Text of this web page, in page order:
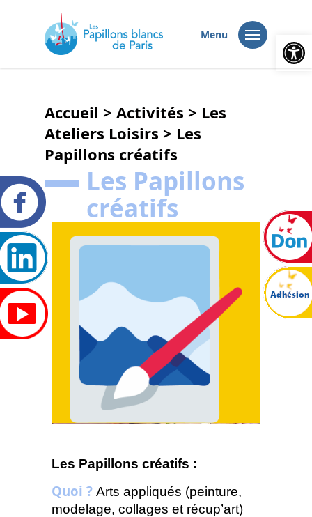
Ouvrir
Menu
Accueil > Activités > Les
Ateliers Loisirs > Les
Papillons créatifs
Les Papillons
créatifs
Les Papillons créatifs :
Quoi ? Arts appliqués (peinture,
modelage, collages et récup’art)